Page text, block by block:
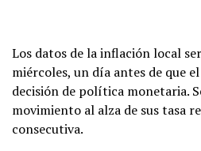
Los datos de la inflación local
miércoles, un día antes de que
decisión de política monetaria.
movimiento al alza de sus tasa
consecutiva.